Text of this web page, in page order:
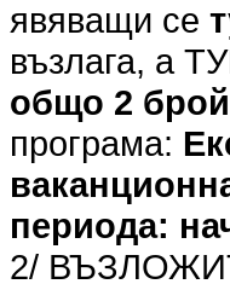
явяващи се
възлага, а
общо 2
програма:
периода:
2/